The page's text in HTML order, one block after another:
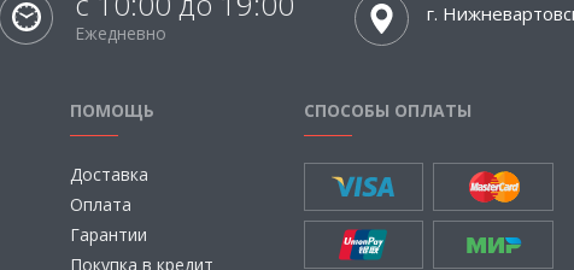
Ежедневно
г.
ПОМОЩЬ
Доставка
Оплата
Гарантии
Покупка в кредит
СПОСОБЫ ОПЛАТЫ